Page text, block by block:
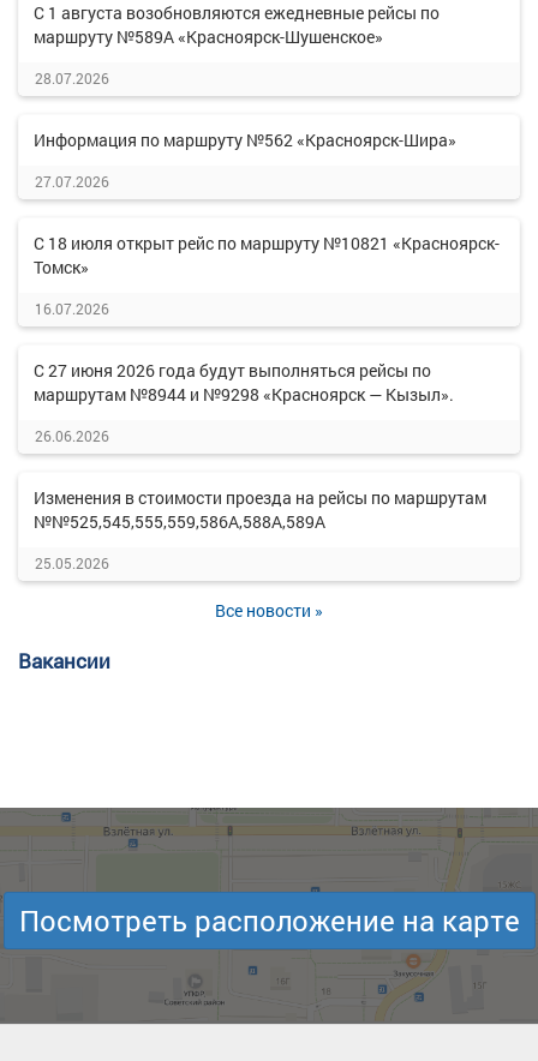
С 1 августа возобновляются ежедневные рейсы по
маршруту №589А «Красноярск-Шушенское»
28.07.2026
Информация по маршруту №562 «Красноярск-Шира»
27.07.2026
С 18 июля открыт рейс по маршруту №10821 «Красноярск-
Томск»
16.07.2026
С 27 июня 2026 года будут выполняться рейсы по
маршрутам №8944 и №9298 «Красноярск — Кызыл».
26.06.2026
Изменения в стоимости проезда на рейсы по маршрутам
№№525,545,555,559,586А,588А,589А
25.05.2026
Все новости »
Вакансии
Посмотреть расположение на карте